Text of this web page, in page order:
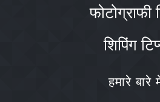
फोटोग्राफी
शिपिंग
हमारे बारे